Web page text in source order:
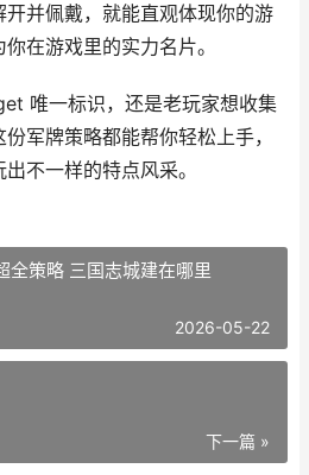
并佩戴，就能直观体现你的游
在游戏里的实力名片。
唯一标识，还是老玩家想收集
军牌策略都能帮你轻松上手，
不一样的特点风采。
全策略 三国志城建在哪里
2026-05-22
下一篇 »